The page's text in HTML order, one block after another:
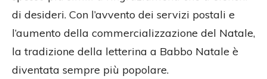
di desideri. Con l’avvento dei servizi postali e
l’aumento della commercializzazione del Natale,
la tradizione della letterina a Babbo Natale è
diventata sempre più popolare.